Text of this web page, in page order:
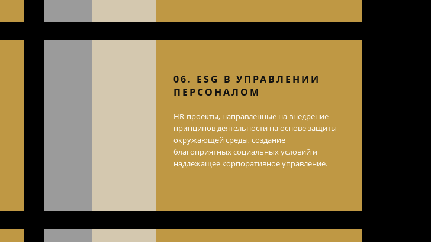
06. ESG В УПРАВЛЕНИИ
ПЕРСОНАЛОМ
HR-проекты, направленные на внедрение
принципов деятельности на основе защиты
окружающей среды, создание
благоприятных социальных условий и
надлежащее корпоративное управление.